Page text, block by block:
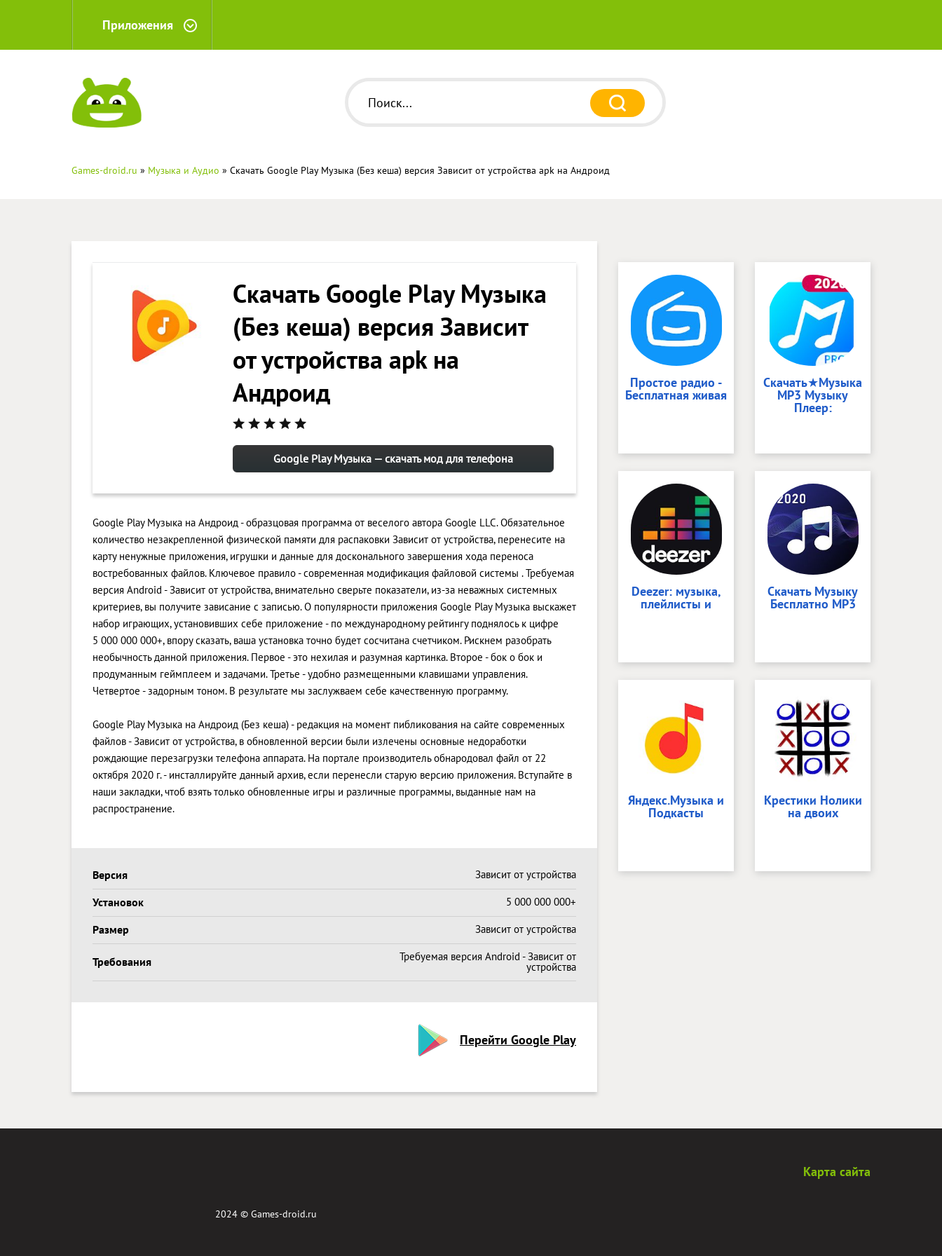
Приложения
Games-droid.ru » Музыка и Аудио » Скачать Google Play Музыка (Без кеша) версия Зависит от устройства apk на Андроид
Скачать Google Play Музыка
(Без кеша) версия Зависит
от устройства apk на
Андроид
Google Play Музыка — скачать мод для телефона
Google Play Музыка на Андроид - образцовая программа от веселого автора Google LLC. Обязательное
количество незакрепленной физической памяти для распаковки Зависит от устройства, перенесите на
карту ненужные приложения, игрушки и данные для досконального завершения хода переноса
востребованных файлов. Ключевое правило - современная модификация файловой системы . Требуемая
версия Android - Зависит от устройства, внимательно сверьте показатели, из-за неважных системных
критериев, вы получите зависание с записью. О популярности приложения Google Play Музыка выскажет
набор играющих, установивших себе приложение - по международному рейтингу поднялось к цифре
5 000 000 000+, впору сказать, ваша установка точно будет сосчитана счетчиком. Рискнем разобрать
необычность данной приложения. Первое - это нехилая и разумная картинка. Второе - бок о бок и
продуманным геймплеем и задачами. Третье - удобно размещенными клавишами управления.
Четвертое - задорным тоном. В результате мы заслужваем себе качественную программу.
Google Play Музыка на Андроид (Без кеша) - редакция на момент пибликования на сайте современных
файлов - Зависит от устройства, в обновленной версии были излечены основные недоработки
рождающие перезагрузки телефона аппарата. На портале производитель обнародовал файл от 22
октября 2020 г. - инсталлируйте данный архив, если перенесли старую версию приложения. Вступайте в
наши закладки, чтоб взять только обновленные игры и различные программы, выданные нам на
распространение.
Версия Зависит от устройства
Установок 5 000 000 000+
Размер Зависит от устройства
Требования Требуемая версия Android - Зависит от
устройства
Перейти Google Play
Простое радио -
Бесплатная живая
Скачать★Музыка
MP3 Музыку
Плеер:
Deezer: музыка,
плейлисты и
Скачать Музыку
Бесплатно MP3
Яндекс.Музыка и
Подкасты
Крестики Нолики
на двоих
Карта сайта
2024 © Games-droid.ru